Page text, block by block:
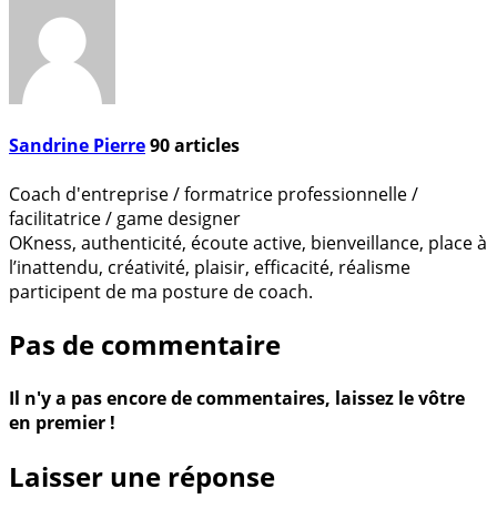
Sandrine Pierre90articles
Coach d'entreprise / formatrice professionnelle /
facilitatrice / game designer
OKness, authenticité, écoute active, bienveillance, place à
l’inattendu, créativité, plaisir, efficacité, réalisme
participent de ma posture de coach.
Pas de commentaire
Il n'y a pas encore de commentaires, laissez le vôtre
en premier !
Laisser une réponse